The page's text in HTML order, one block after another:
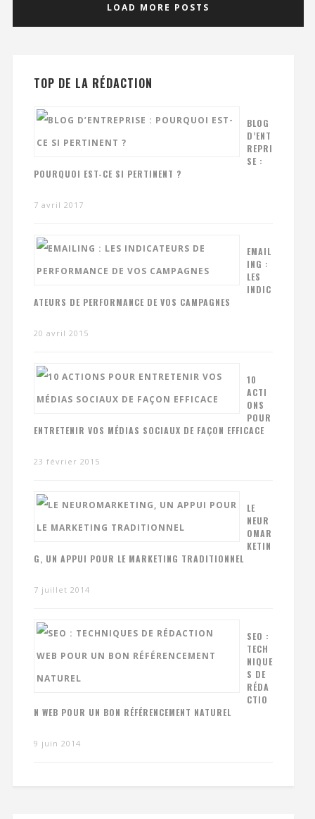
LOAD MORE POSTS
TOP DE LA RÉDACTION
BLOG
D’ENT
REPRI
SE :
POURQUOI EST-CE SI PERTINENT ?
7 avril 2017
EMAIL
ING :
LES
INDIC
ATEURS DE PERFORMANCE DE VOS CAMPAGNES
20 avril 2015
10
ACTI
ONS
POUR
ENTRETENIR VOS MÉDIAS SOCIAUX DE FAÇON EFFICACE
23 février 2015
LE
NEUR
OMAR
KETIN
G, UN APPUI POUR LE MARKETING TRADITIONNEL
7 juillet 2014
SEO :
TECH
NIQUE
S DE
RÉDA
CTIO
N WEB POUR UN BON RÉFÉRENCEMENT NATUREL
9 juin 2014